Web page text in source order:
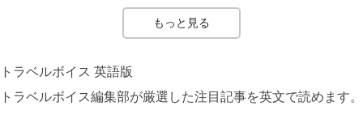
もっと見る
トラベルボイス 英語版
トラベルボイス編集部が厳選した注目記事を英文で読めます。